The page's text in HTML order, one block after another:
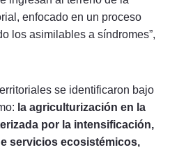
enfocado en un proceso
los asimilables a síndromes”,
se identificaron bajo
la agriculturización en la
por la intensificación,
servicios ecosistémicos,